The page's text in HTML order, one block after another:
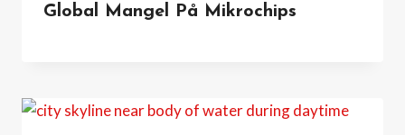
Global Mangel På Mikrochips